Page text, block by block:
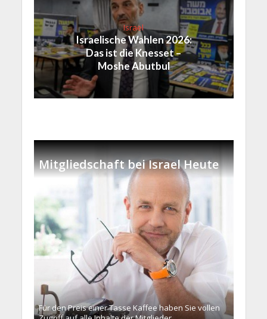
Israel
Israelische Wahlen 2026:
Das ist die Knesset –
Moshe Abutbul
Mitgliedschaft bei Israel Heute
Für den Preis einer Tasse Kaffee haben Sie vollen